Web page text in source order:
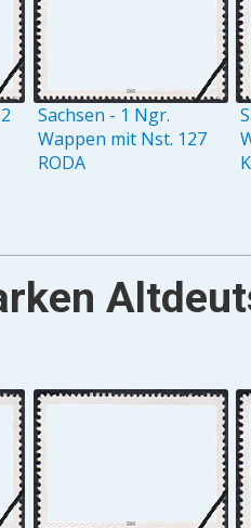
Sachsen - 1 Ngr.
Wappen mit Nst. 127
RODA